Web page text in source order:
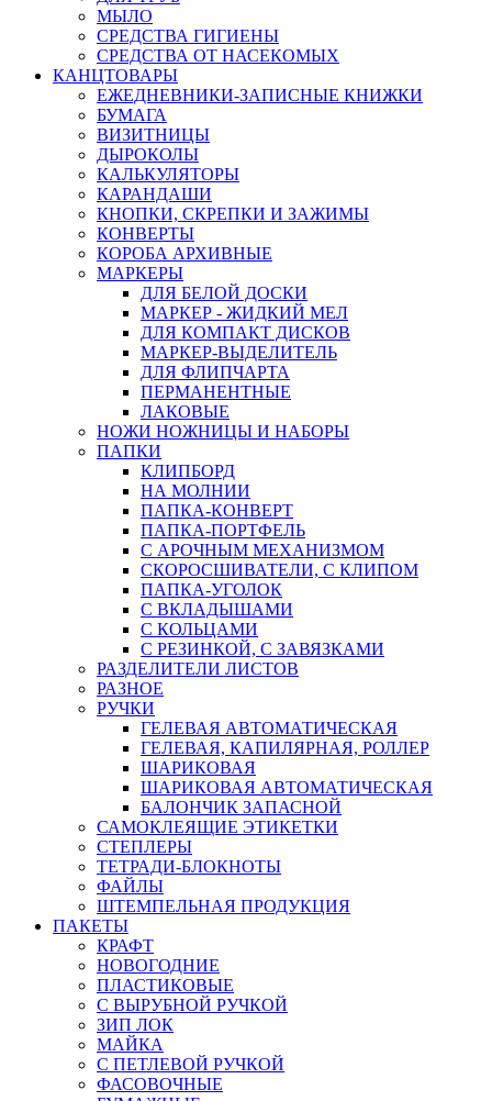
МЫЛО
СРЕДСТВА ГИГИЕНЫ
СРЕДСТВА ОТ НАСЕКОМЫХ
КАНЦТОВАРЫ
ЕЖЕДНЕВНИКИ-ЗАПИСНЫЕ КНИЖКИ
БУМАГА
ВИЗИТНИЦЫ
ДЫРОКОЛЫ
КАЛЬКУЛЯТОРЫ
КАРАНДАШИ
КНОПКИ, СКРЕПКИ И ЗАЖИМЫ
КОНВЕРТЫ
КОРОБА АРХИВНЫЕ
МАРКЕРЫ
ДЛЯ БЕЛОЙ ДОСКИ
МАРКЕР - ЖИДКИЙ МЕЛ
ДЛЯ КОМПАКТ ДИСКОВ
МАРКЕР-ВЫДЕЛИТЕЛЬ
ДЛЯ ФЛИПЧАРТА
ПЕРМАНЕНТНЫЕ
ЛАКОВЫЕ
НОЖИ НОЖНИЦЫ И НАБОРЫ
ПАПКИ
КЛИПБОРД
НА МОЛНИИ
ПАПКА-КОНВЕРТ
ПАПКА-ПОРТФЕЛЬ
С АРОЧНЫМ МЕХАНИЗМОМ
СКОРОСШИВАТЕЛИ, С КЛИПОМ
ПАПКА-УГОЛОК
С ВКЛАДЫШАМИ
С КОЛЬЦАМИ
С РЕЗИНКОЙ, С ЗАВЯЗКАМИ
РАЗДЕЛИТЕЛИ ЛИСТОВ
РАЗНОЕ
РУЧКИ
ГЕЛЕВАЯ АВТОМАТИЧЕСКАЯ
ГЕЛЕВАЯ, КАПИЛЯРНАЯ, РОЛЛЕР
ШАРИКОВАЯ
ШАРИКОВАЯ АВТОМАТИЧЕСКАЯ
БАЛОНЧИК ЗАПАСНОЙ
САМОКЛЕЯЩИЕ ЭТИКЕТКИ
СТЕПЛЕРЫ
ТЕТРАДИ-БЛОКНОТЫ
ФАЙЛЫ
ШТЕМПЕЛЬНАЯ ПРОДУКЦИЯ
ПАКЕТЫ
КРАФТ
НОВОГОДНИЕ
ПЛАСТИКОВЫЕ
С ВЫРУБНОЙ РУЧКОЙ
ЗИП ЛОК
МАЙКА
С ПЕТЛЕВОЙ РУЧКОЙ
ФАСОВОЧНЫЕ